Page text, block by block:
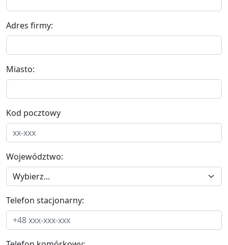
Adres firmy:
Miasto:
Kod pocztowy
Województwo:
Telefon stacjonarny: